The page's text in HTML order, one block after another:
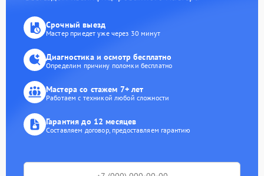
Срочный выезд
Мастер приедет уже через 30 минут
Диагностика и осмотр бесплатно
Определим причину поломки бесплатно
Мастера со стажем 7+ лет
Работаем с техникой любой сложности
Гарантия до 12 месяцев
Составляем договор, предоставляем гарантию